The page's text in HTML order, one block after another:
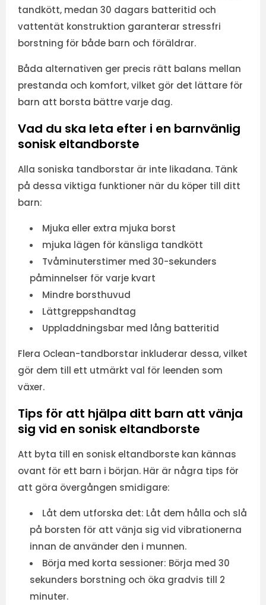
tandkött, medan 30 dagars batteritid och
vattentät konstruktion garanterar stressfri
borstning för både barn och föräldrar.
Båda alternativen ger precis rätt balans mellan
prestanda och komfort, vilket gör det lättare för
barn att borsta bättre varje dag.
Vad du ska leta efter i en barnvänlig
sonisk eltandborste
Alla soniska tandborstar är inte likadana. Tänk
på dessa viktiga funktioner när du köper till ditt
barn:
Mjuka eller extra mjuka borst
mjuka lägen för känsliga tandkött
Tvåminuterstimer med 30-sekunders
påminnelser för varje kvart
Mindre borsthuvud
Lättgreppshandtag
Uppladdningsbar med lång batteritid
Flera Oclean-tandborstar inkluderar dessa, vilket
gör dem till ett utmärkt val för leenden som
växer.
Tips för att hjälpa ditt barn att vänja
sig vid en sonisk eltandborste
Att byta till en sonisk eltandborste kan kännas
ovant för ett barn i början. Här är några tips för
att göra övergången smidigare:
Låt dem utforska det: Låt dem hålla och slå
på borsten för att vänja sig vid vibrationerna
innan de använder den i munnen.
Börja med korta sessioner: Börja med 30
sekunders borstning och öka gradvis till 2
minuter.